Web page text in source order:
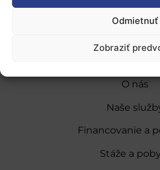
Odmietnuť
Zobraziť
O nás
Naše
Financovanie a
Stáže a